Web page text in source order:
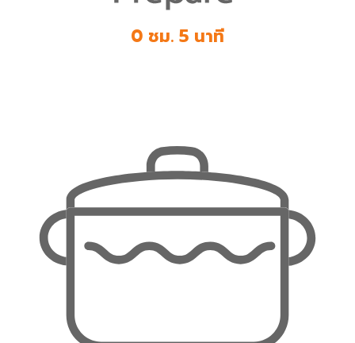
0 ชม. 5 นาที